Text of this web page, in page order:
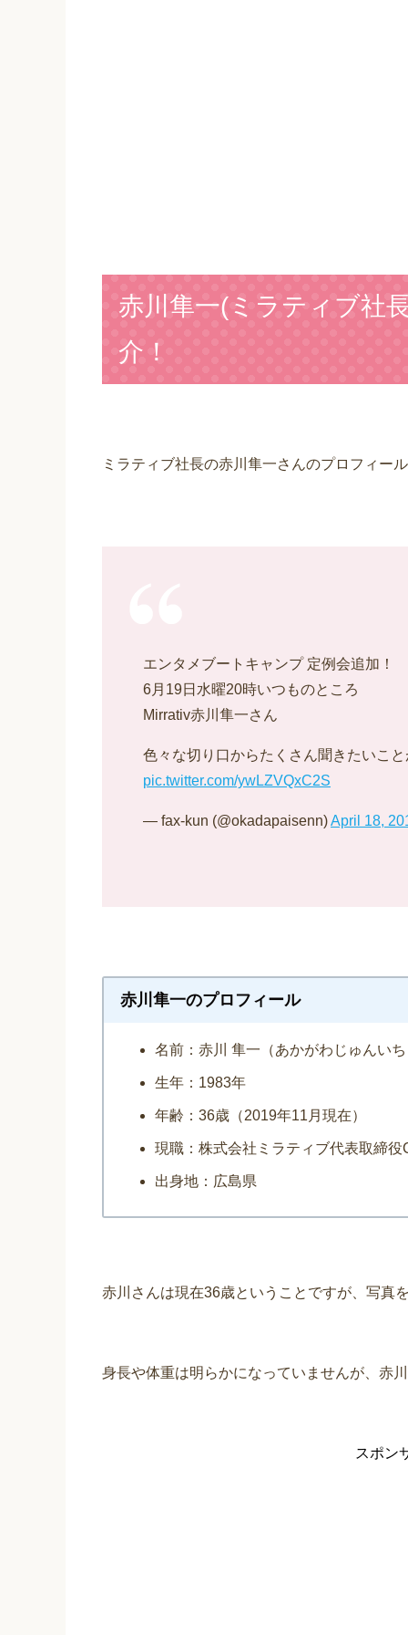
赤川隼一(ミラティブ社
介！
ミラティブ社長の赤川隼一さんのプロフィー
エンタメブートキャンプ 定例会追加！
6月19日水曜20時いつものところ
Mirrativ赤川隼一さん
色々な切り口からたくさん聞きたいこ
pic.twitter.com/ywLZVQxC2S
— fax-kun (@okadapaisenn)April 18,
赤川隼一のプロフィール
名前：赤川 隼一（あかがわじゅんい
生年：1983年
年齢：36歳（2019年11月現在）
現職：株式会社ミラティブ代表取締役
出身地：広島県
赤川さんは現在36歳ということですが、写真
身長や体重は明らかになっていませんが、赤
スポン